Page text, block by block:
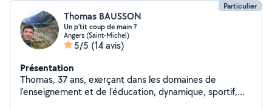
Particulier
Thomas BAUSSON
Un p'tit coup de main ?
Angers (Saint-Michel)
5/5 (14 avis)
Présentation
Thomas, 37 ans, exerçant dans les domaines de
l'enseignement et de l'éducation, dynamique, sportif,